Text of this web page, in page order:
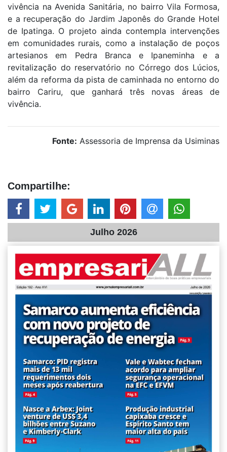
vivência na Avenida Sanitária, no bairro Vila Formosa,
e a recuperação do Jardim Japonês do Grande Hotel
de Ipatinga. O projeto ainda contempla intervenções
em comunidades rurais, como a instalação de poços
artesianos em Pedra Branca e Ipaneminha e a
revitalização do reservatório no Córrego dos Lúcios,
além da reforma da pista de caminhada no entorno do
bairro Cariru, que ganhará três novas áreas de
vivência.
Fonte: Assessoria de Imprensa da Usiminas
Compartilhe:
Julho 2026